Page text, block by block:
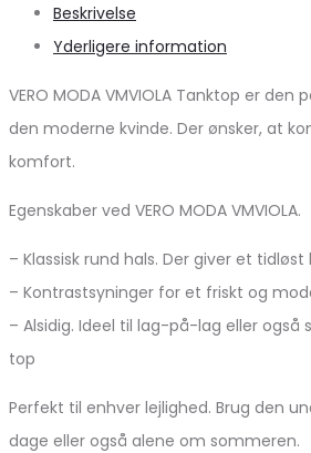
Beskrivelse
Yderligere information
VERO MODA VMVIOLA Tanktop er
den moderne kvinde. Der ønsker, at
komfort.
Egenskaber ved VERO MODA VMVIOLA.
– Klassisk rund hals. Der giver et tidløst
– Kontrastsyninger for et friskt og
– Alsidig. Ideel til lag-på-lag eller
top
Perfekt til enhver lejlighed. Brug den
dage eller også alene om sommeren.